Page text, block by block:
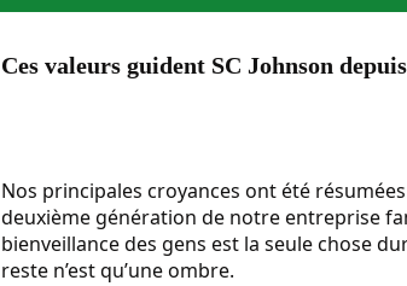
Ces valeurs guident SC Johnson
Nos principales croyances ont été
deuxième génération de notre entreprise
bienveillance des gens est la seule chose
reste n’est qu’une ombre.